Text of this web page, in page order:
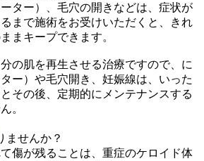
ター）、毛穴の開きなどは、症状が
まで施術をお受けいただくと、きれ
まキープできます。
の肌を再生させる治療ですので、に
ー）や毛穴開き、妊娠線は、いった
その後、定期的にメンテナンスする
。
ませんか？
傷が残ることは、重症のケロイド体